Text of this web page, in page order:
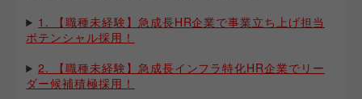
1. 【職種未経験】急成長HR企業で事業立ち上げ担当
ポテンシャル採用！
2. 【職種未経験】急成長インフラ特化HR企業でリー
ダー候補積極採用！